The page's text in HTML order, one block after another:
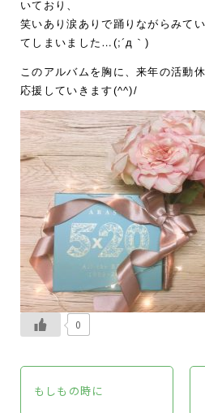
いており、
笑いあり涙ありで踊りながらみて
てしまいました…(;´д｀)
このアルバムを胸に、来年の活動
応援していきます(^^)/
0
もしもの時に